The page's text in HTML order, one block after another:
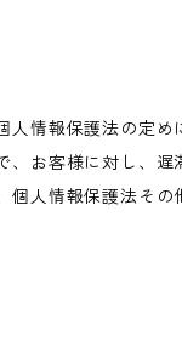
人情報保護法の定
、お客様に対し、
個人情報保護法そ